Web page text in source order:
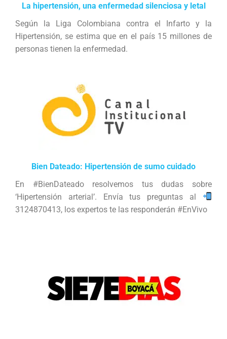
La hipertensión, una enfermedad silenciosa y letal
Según la Liga Colombiana contra el Infarto y la
Hipertensión, se estima que en el país 15 millones de
personas tienen la enfermedad.
Bien Dateado: Hipertensión de sumo cuidado
En #BienDateado resolvemos tus dudas sobre
‘Hipertensión arterial’. Envía tus preguntas al
3124870413, los expertos te las responderán #EnVivo